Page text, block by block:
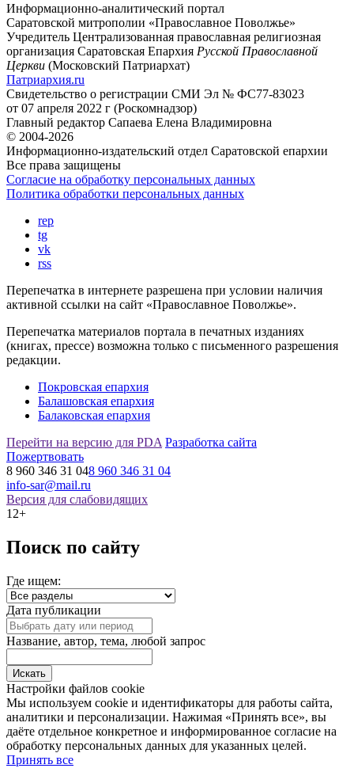
Информационно-аналитический портал
Саратовской митрополии «Православное Поволжье»
Учредитель Централизованная православная религиозная
организация Саратовская Епархия Русской Православной
Церкви (Московский Патриархат)
Патриархия.ru
Свидетельство о регистрации СМИ Эл № ФС77-83023
от 07 апреля 2022 г (Роскомнадзор)
Главный редактор Сапаева Елена Владимировна
© 2004-2026
Информационно-издательский отдел Саратовской епархии
Все права защищены
Согласие на обработку персональных данных
Политика обработки персональных данных
rep
tg
vk
rss
Перепечатка в интернете разрешена при условии наличия
активной ссылки на сайт «Православное Поволжье».
Перепечатка материалов портала в печатных изданиях
(книгах, прессе) возможна только с письменного разрешения
редакции.
Покровская епархия
Балашовская епархия
Балаковская епархия
Перейти на версию для PDA Разработка сайта
Пожертвовать
8 960 346 31 048 960 346 31 04
info-sar@mail.ru
Версия для слабовидящих
12+
Поиск по сайту
Где ищем:
Дата публикации
Название, автор, тема, любой запрос
Настройки файлов cookie
Мы используем cookie и идентификаторы для работы сайта,
аналитики и персонализации. Нажимая «Принять все», вы
даёте отдельное конкретное и информированное согласие на
обработку персональных данных для указанных целей.
Принять все